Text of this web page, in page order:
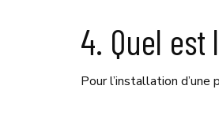
4. Quel est
Pour l’installation